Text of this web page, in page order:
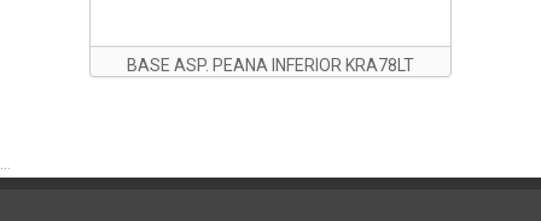
BASE ASP. PEANA INFERIOR KRA78LT